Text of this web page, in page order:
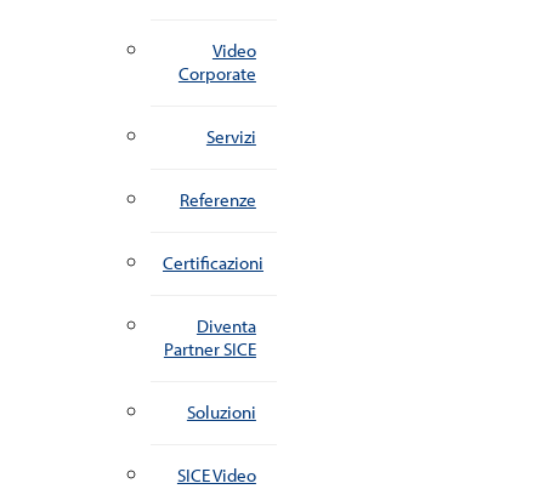
Video
Corporate
Servizi
Referenze
Certificazioni
Diventa
Partner SICE
Soluzioni
SICE Video